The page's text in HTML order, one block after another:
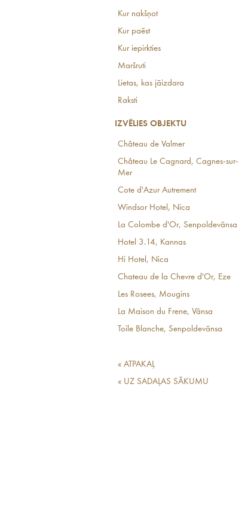
Kur nakšņot
Kur paēst
Kur iepirkties
Maršruti
Lietas, kas jāizdara
Raksti
IZVĒLIES OBJEKTU
Château de Valmer
Château Le Cagnard, Cagnes-sur-
Mer
Cote d'Azur Autrement
Windsor Hotel, Nica
La Colombe d'Or, Senpoldevānsa
Hotel 3.14, Kannas
Hi Hotel, Nica
Chateau de la Chevre d'Or, Eze
Les Rosees, Mougins
La Maison du Frene, Vānsa
Toile Blanche, Senpoldevānsa
« ATPAKAĻ
« UZ SADAĻAS SĀKUMU